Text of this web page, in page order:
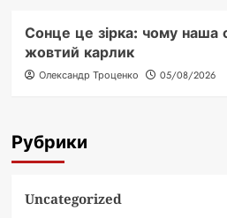
Сонце це зірка: чому наша
жовтий карлик
Олександр Троценко 05/08/2026
Рубрики
Uncategorized